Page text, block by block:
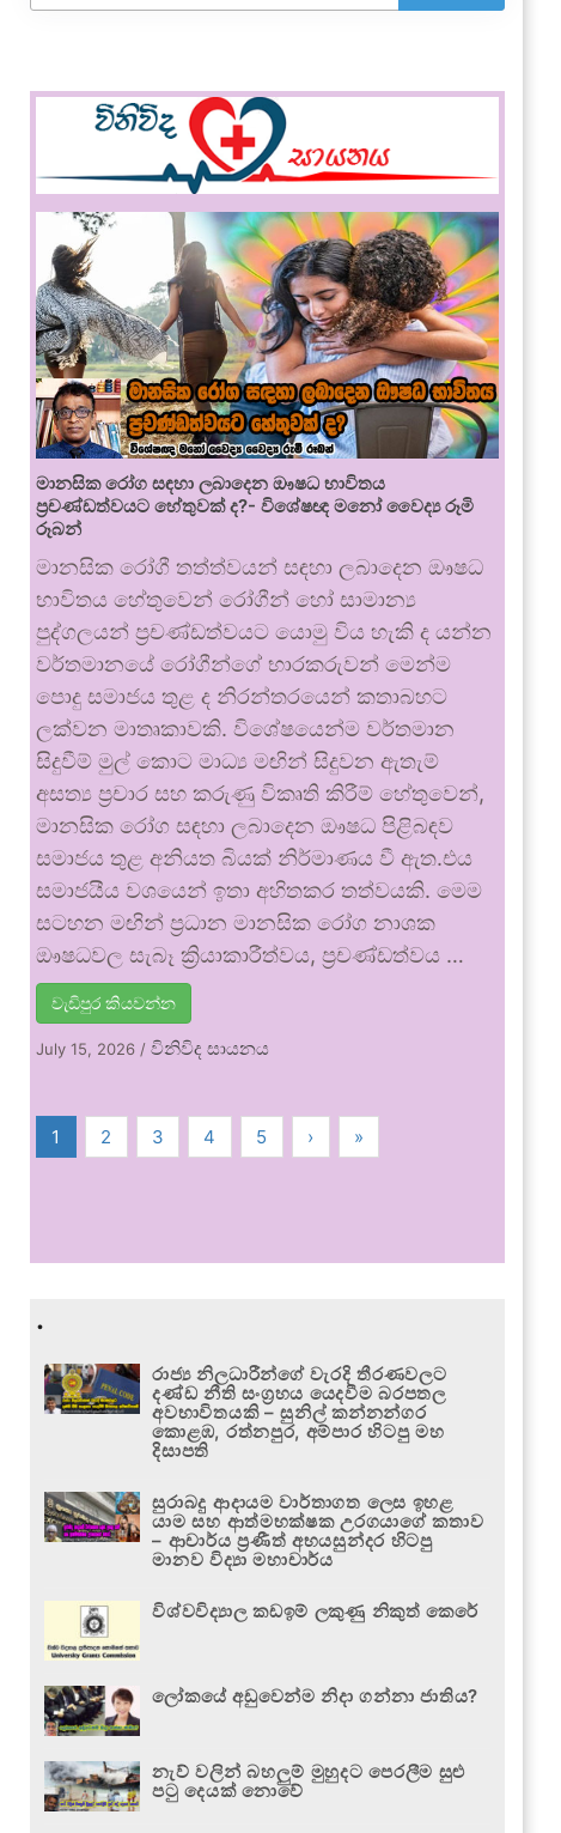
මානසික රෝග සඳහා ලබාදෙන ඖෂධ භාවිතය
ප්‍රචණ්ඩත්වයට හේතුවක් ද?- විශේෂඥ මනෝ වෛද්‍ය රූමි
රූබන්
මානසික රෝගී තත්ත්වයන් සඳහා ලබාදෙන ඖෂධ
භාවිතය හේතුවෙන් රෝගීන් හෝ සාමාන්‍ය
පුද්ගලයන් ප්‍රචණ්ඩත්වයට යොමු විය හැකි ද යන්න
වර්තමානයේ රෝගීන්ගේ භාරකරුවන් මෙන්ම
පොදු සමාජය තුළ ද නිරන්තරයෙන් කතාබහට
ලක්වන මාතෘකාවකි. විශේෂයෙන්ම වර්තමාන
සිදුවීම් මුල් කොට මාධ්‍ය මඟින් සිදුවන ඇතැම්
අසත්‍ය ප්‍රචාර සහ කරුණු විකෘති කිරීම් හේතුවෙන්,
මානසික රෝග සඳහා ලබාදෙන ඖෂධ පිළිබඳව
සමාජය තුළ අනියත බියක් නිර්මාණය වී ඇත.එය
සමාජයීය වශයෙන් ඉතා අහිතකර තත්වයකි. මෙම
සටහන මඟින් ප්‍රධාන මානසික රෝග නාශක
ඖෂධවල සැබෑ ක්‍රියාකාරීත්වය, ප්‍රචණ්ඩත්වය …
වැඩිපුර කියවන්න
July 15, 2026 /විනිවිද සායනය
1 2 3 4 5 › »
.
රාජ්‍ය නිලධාරීන්ගේ වැරදි තීරණවලට
දණ්ඩ නීති සංග්‍රහය යෙදවීම බරපතල
අවභාවිතයකි – සුනිල් කන්නන්ගර
කොළඹ, රත්නපුර, අම්පාර හිටපු මහ
දිසාපති
සුරාබදු ආදායම වාර්තාගත ලෙස ඉහළ
යාම සහ ආත්මභක්ෂක උරගයාගේ කතාව
– ආචාර්ය ප්‍රණීත් අභයසුන්දර හිටපු
මානව විද්‍යා මහාචාර්ය
විශ්වවිද්‍යාල කඩඉම් ලකුණු නිකුත් කෙරේ
ලෝකයේ අඩුවෙන්ම නිදා ගන්නා ජාතිය?
නැව් වලින් බහලුම් මුහුදට පෙරලීම සුළු
පටු දෙයක් නොවේ